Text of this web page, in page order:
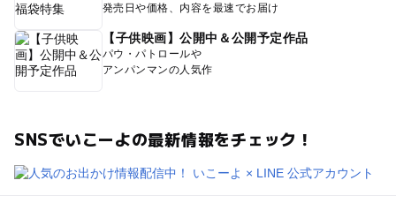
発売日や価格、内容を最速でお届け
【子供映画】公開中＆公開予定作品
パウ・パトロールや
アンパンマンの人気作
SNSでいこーよの最新情報をチェック！